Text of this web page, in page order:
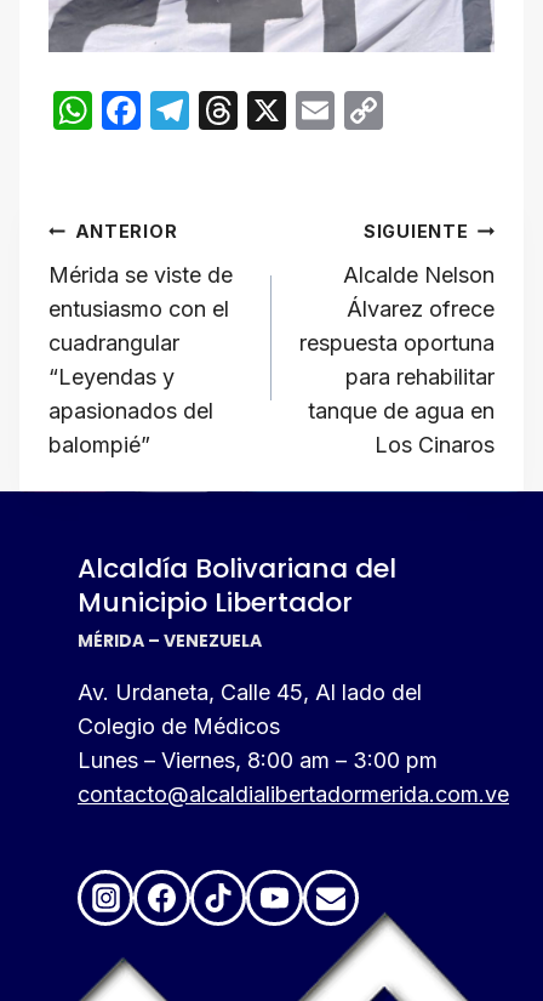
W
s
A
p
p
F
e
b
o
o
k
T
a
m
T
X
E
y
Li
n
k
Navegación
de
entradas
ANTERIOR
Mérida se viste de
entusiasmo con el
cuadrangular
“Leyendas y
apasionados del
balompié”
SIGUIENTE
Alcalde Nelson
Álvarez ofrece
respuesta oportuna
para rehabilitar
tanque de agua en
Los Cinaros
Alcaldía Bolivariana del
Municipio Libertador
MÉRIDA – VENEZUELA
Av. Urdaneta, Calle 45, Al lado del
Colegio de Médicos
Lunes – Viernes, 8:00 am – 3:00 pm
contacto@alcaldialibertadormerida.com.ve